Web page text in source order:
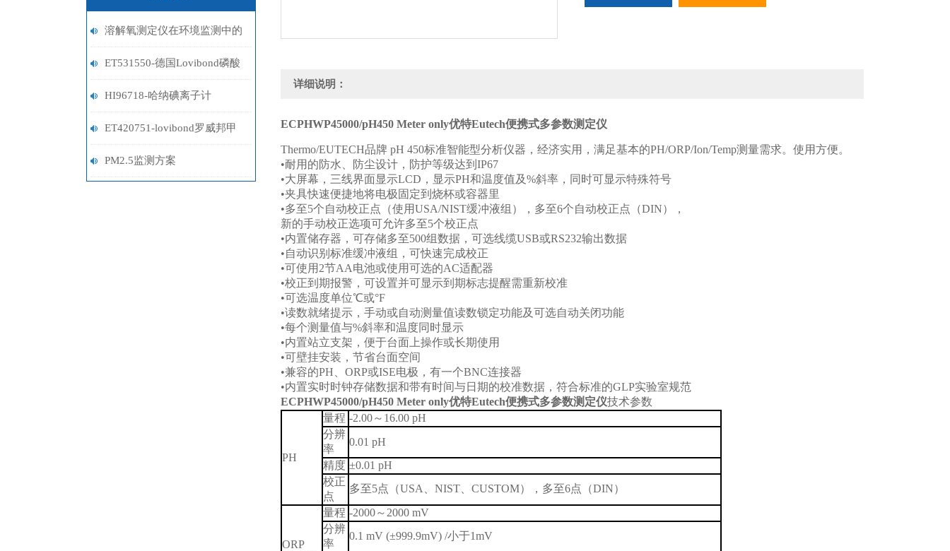
溶解氧测定仪在环境监测中的
关键作用
ET531550-德国Lovibond磷酸
盐试剂
HI96718-哈纳碘离子计
ET420751-lovibond罗威邦甲
醛试剂
PM2.5监测方案
详细说明：
ECPHWP45000/pH450 Meter only优特Eutech便携式多参数测定仪
Thermo/EUTECH品牌 pH 450标准智能型分析仪器，经济实用，满足基本的PH/ORP/Ion/Temp测量需求。使用方便。
•耐用的防水、防尘设计，防护等级达到 IP67
•大屏幕，三线界面显示LCD ，显示PH和温度值及%斜率，同时可显示特殊符号
•夹具快速便捷地将电极固定到烧杯或容器里
•多至5个自动校正点（使用USA/NIST缓冲液组），多至6个自动校正点（DIN），
新的手动校正选项可允许多至5个校正点
•内置储存器，可存储多至500组数据，可选线缆USB或RS232输出数据
•自动识别标准缓冲液组，可快速完成校正
•可使用 2节AA电池或使用可选的AC适配器
•校正到期报警，可设置并可显示到期标志提醒需重新校准
•可选温度单位℃或°F
•读数就绪提示，手动或自动测量值读数锁定功能及可选自动关闭功能
•每个测量值与%斜率和温度同时显示
•内置站立支架，便于台面上操作或长期使用
•可壁挂安装，节省台面空间
•兼容的PH ORP或ISE电极，有一个BNC连接器
•内置实时时钟存储数据和带有时间与日期的校准数据，符合标准的GLP实验室规范
ECPHWP45000/pH450 Meter only优特Eutech便携式多参数测定仪技术参数
PH
量程 -2.00～ 16.00 pH
分辨
率
0.01 pH
精度 ±0.01 pH
校正
点
多至5点（USA NIST CUSTOM），多至6点（DIN）
ORP
量程 -2000～ 2000 mV
分辨
率
0.1 mV (±999.9mV) /小于1mV